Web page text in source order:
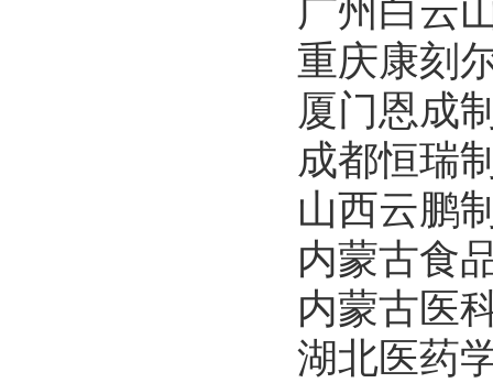
广州白云
重庆康刻
厦门恩成
成都恒瑞
山西云鹏
内蒙古食
内蒙古医
湖北医药